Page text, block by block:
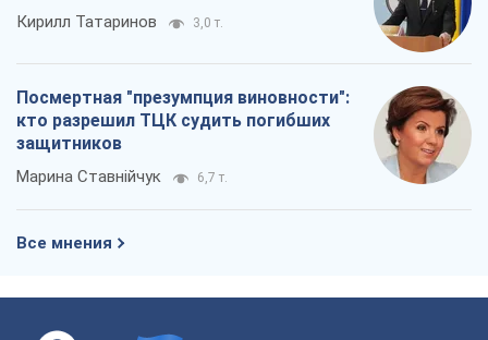
Кирилл Татаринов 3,0 т.
Посмертная "презумпция виновности":
кто разрешил ТЦК судить погибших
защитников
Марина Ставнійчук 6,7 т.
Все мнения